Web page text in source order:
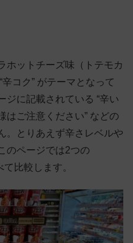
ホットチーズ味（トテモカ
コク” がテーマとなって
ジに記載されている “辛い
はご注意ください” などの
。とりあえず辛さレベルや
のページでは2つの
比較します。